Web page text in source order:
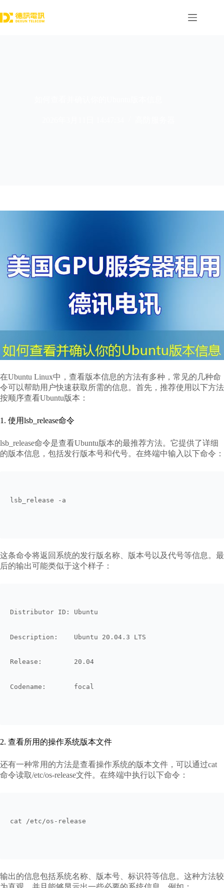
过
内
在Ubuntu Linux中，查看版本信息的方法有多种，常见的几种命
令可以帮助用户快速获取所需的信息。首先，推荐使用以下方法
按顺序查看Ubuntu版本：
1. 使用lsb_release命令
lsb_release命令是查看Ubuntu版本的最推荐方法。它提供了详细
的版本信息，包括发行版本号和代号。在终端中输入以下命令：
lsb_release -a
这条命令将返回系统的发行版名称、版本号以及代号等信息。最
后的输出可能类似于这个样子：
Distributor ID: Ubuntu
Description:    Ubuntu 20.04.3 LTS
Release:        20.04
Codename:       focal
2. 查看所用的操作系统版本文件
还有一种常用的方法是查看操作系统的版本文件，可以通过cat
命令读取/etc/os-release文件。在终端中执行以下命令：
cat /etc/os-release
输出的信息包括系统名称、版本号、标识符等信息。这种方法较